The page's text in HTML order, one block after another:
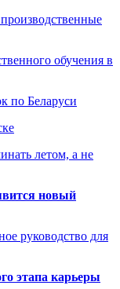
обучения в
по Беларуси
летом, а не
новый
руководство для
этапа карьеры